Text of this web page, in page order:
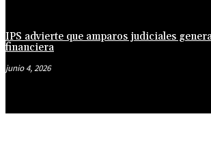
IPS advierte que amparos judiciales
financiera
junio 4, 2026